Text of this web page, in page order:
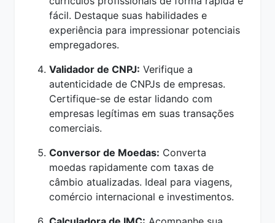
fácil. Destaque suas habilidades e
experiência para impressionar potenciais
empregadores.
Validador de CNPJ: Verifique a
autenticidade de CNPJs de empresas.
Certifique-se de estar lidando com
empresas legítimas em suas transações
comerciais.
Conversor de Moedas: Converta
moedas rapidamente com taxas de
câmbio atualizadas. Ideal para viagens,
comércio internacional e investimentos.